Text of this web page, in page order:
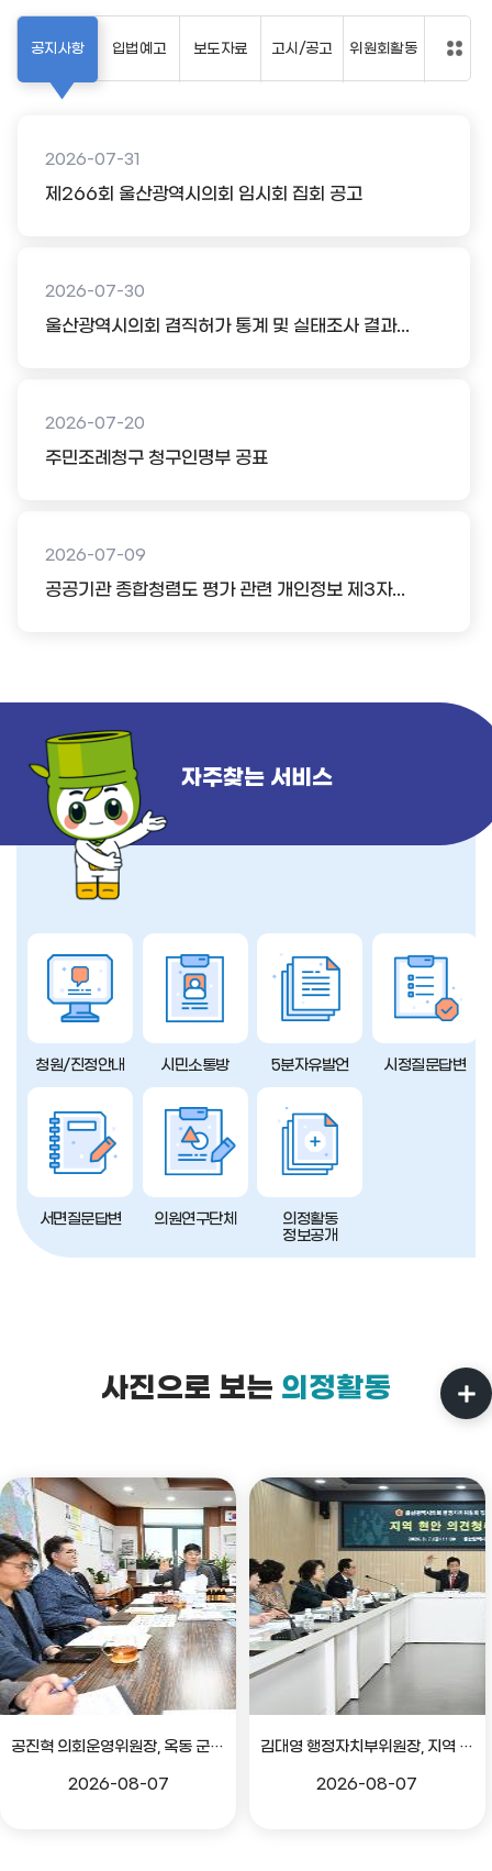
공지사항
2026-07-31
제266회 울산광역시의회 임시회 집회 공고
2026-07-30
울산광역시의회 겸직허가 통계 및 실태조사 결과...
2026-07-20
주민조례청구 청구인명부 공표
2026-07-09
공공기관 종합청렴도 평가 관련 개인정보 제3자...
입법예고 보도자료 고시/공고 위원회활동
자주찾는 서비스
청원/진정안내 시민소통방 5분자유발언 시정질문답변
서면질문답변 의원연구단체
의정활동
정보공개
사진으로 보는 의정활동
공진혁 의회운영위원장, 옥동 군부대 이전지 양동마을 주민지원사업 점검
2026-08-07
김대영 행정자치부위원장, 지역 현안 의견 청취 간담회
2026-08-07